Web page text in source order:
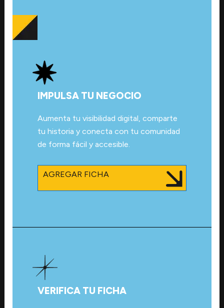
IMPULSA TU NEGOCIO
Aumenta tu visibilidad digital, comparte
tu historia y conecta con tu comunidad
de forma fácil y accesible.
AGREGAR FICHA
VERIFICA TU FICHA